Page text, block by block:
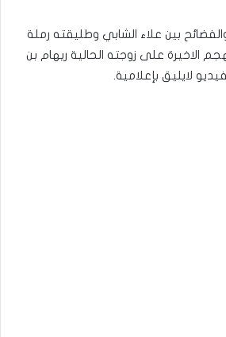
بين علاء الشابي وطليقته رملة
الاخيرة على زوجته الحالية ريهام بن
لايليق بإعلامية.